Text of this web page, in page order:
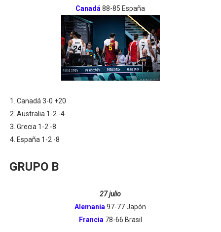
Canadá 88-85 España
Canadá 3-0 +20
Australia 1-2 -4
Grecia 1-2 -8
España 1-2 -8
GRUPO B
27 julio
Alemania 97-77 Japón
Francia 78-66 Brasil